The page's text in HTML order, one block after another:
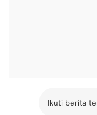
Ikuti berita